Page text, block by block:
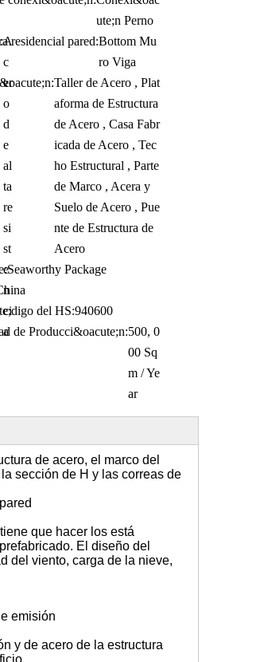
ute;n Perno
A
c
er
o
d
e
al
ta
re
si
st
e
n
ci
a
residencial pared:Bottom Mu
ro Viga
Taller de Acero , Plat
aforma de Estructura
de Acero , Casa Fabr
icada de Acero , Tec
ho Estructural , Parte
de Marco , Acera y
Suelo de Acero , Pue
nte de Estructura de
Acero
Seaworthy Package
del HS:940600
de Producci&oacute;n:500, 0
00 Sq
m / Ye
ar
de acero, el marco del
sección de H y las correas de
que hacer los está
El diseño del
del viento, carga de la nieve,
emisión
y de acero de la estructura